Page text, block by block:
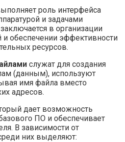
роль интерфейса
и задачами
в организации
обеспечении эффективности
ресурсов.
служат для создания
(данным), используют
имя файла вместо
адресов.
дает возможность
ПО и обеспечивает
В зависимости от
них выделяют: